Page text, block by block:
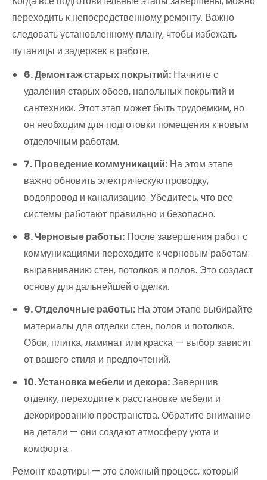
переходить к непосредственному ремонту. Важно
следовать установленному плану, чтобы избежать
путаницы и задержек в работе.
6. Демонтаж старых покрытий: Начните с
удаления старых обоев, напольных покрытий и
сантехники. Этот этап может быть трудоемким, но
он необходим для подготовки помещения к новым
отделочным работам.
7. Проведение коммуникаций: На этом этапе
важно обновить электрическую проводку,
водопровод и канализацию. Убедитесь, что все
системы работают правильно и безопасно.
8. Черновые работы: После завершения работ с
коммуникациями переходите к черновым работам:
выравниванию стен, потолков и полов. Это создаст
основу для дальнейшей отделки.
9. Отделочные работы: На этом этапе выбирайте
материалы для отделки стен, полов и потолков.
Обои, плитка, ламинат или краска — выбор зависит
от вашего стиля и предпочтений.
10. Установка мебели и декора: Завершив
отделку, переходите к расстановке мебели и
декорированию пространства. Обратите внимание
на детали — они создают атмосферу уюта и
комфорта.
Ремонт квартиры — это сложный процесс, который